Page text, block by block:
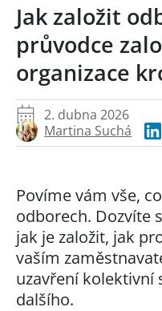
Jak založit
průvodce
organizace
2. dubna 2026
Martina Suchá
Povíme vám vše,
odborech. Dozvíte
jak je založit, jak
vaším
uzavření kolektivní
dalšího.